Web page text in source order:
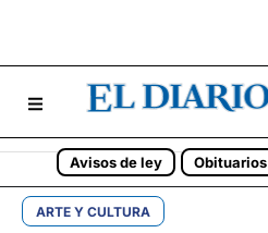
Avisos de ley Obituarios
ARTE Y CULTURA